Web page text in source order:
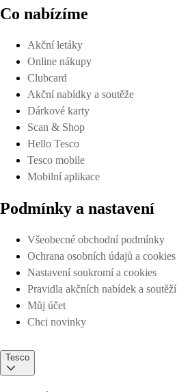
Co nabízíme
Akční letáky
Online nákupy
Clubcard
Akční nabídky a soutěže
Dárkové karty
Scan & Shop
Hello Tesco
Tesco mobile
Mobilní aplikace
Podmínky a nastavení
Všeobecné obchodní podmínky
Ochrana osobních údajů a cookies
Nastavení soukromí a cookies
Pravidla akčních nabídek a soutěží
Můj účet
Chci novinky
Tesco